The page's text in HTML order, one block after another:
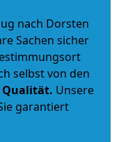
nach Dorsten
Sachen sicher
selbst von den
Qualität. Unsere
garantiert